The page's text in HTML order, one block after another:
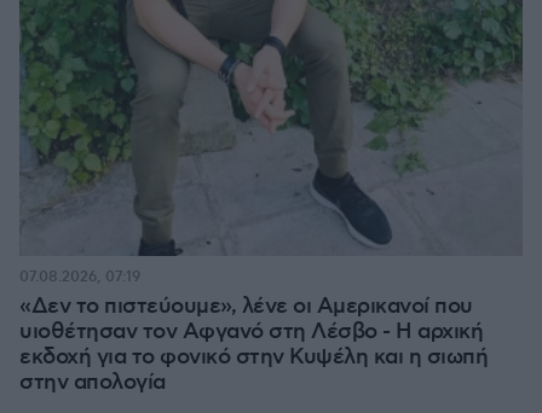
«Δεν το πιστεύουμε», λένε οι Αμερικανοί που
υιοθέτησαν τον Αφγανό στη Λέσβο - Η αρχική
εκδοχή για το φονικό στην Κυψέλη και η σιωπή
στην απολογία
07.08.2026, 07:19